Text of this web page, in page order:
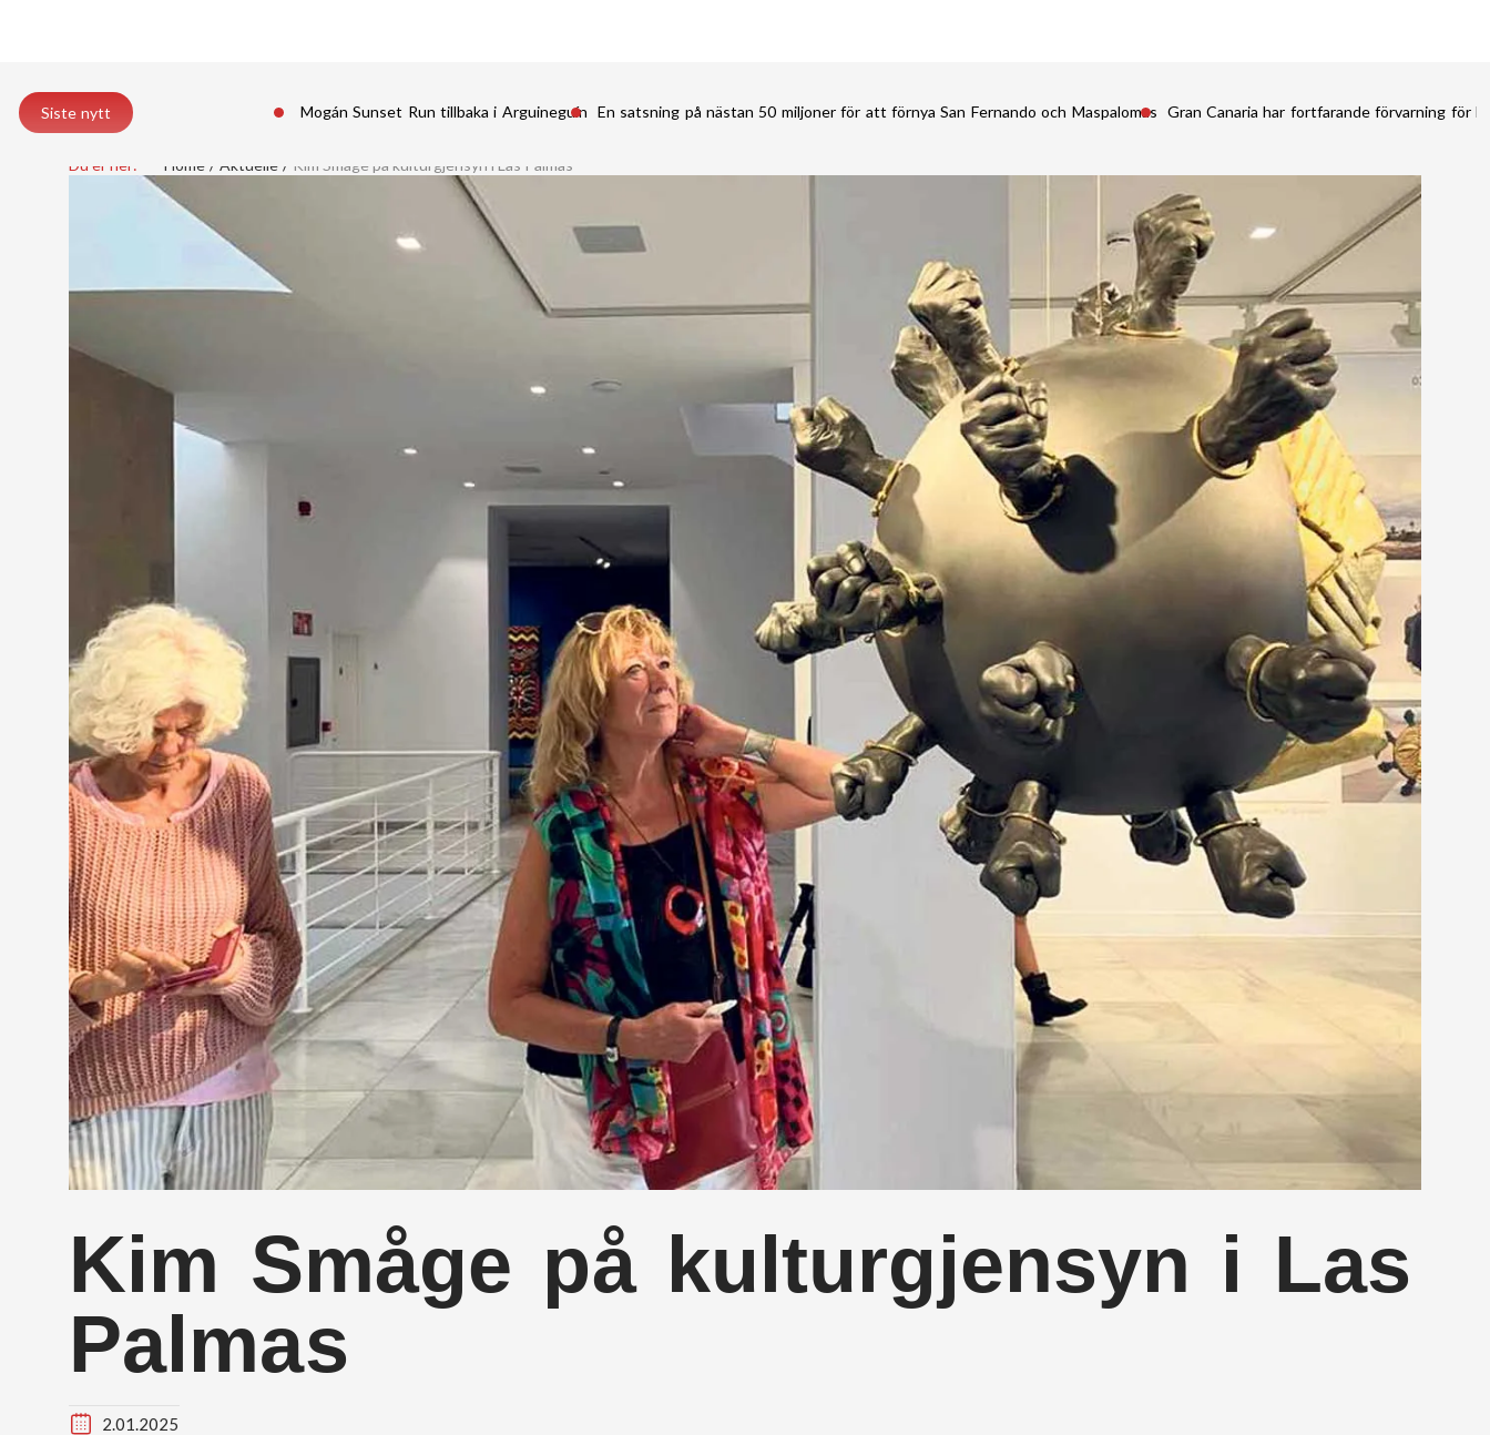
Siste nytt Mogán Sunset Run tillbaka i Arguineguín En satsning på nästan 50 miljoner för att förnya San Fernando och Maspalomas Gran Canaria har fortfarande förvarning för
Du er her: Home Aktuelle Kim Småge på kulturgjensyn i Las Palmas
Kim Småge på kulturgjensyn i Las
Palmas
2.01.2025